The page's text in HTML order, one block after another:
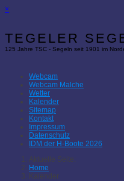
×
TEGELER
125 Jahre TSC - Segeln seit 1901 im
Webcam
Webcam Malche
Wetter
Kalender
Sitemap
Kontakt
Impressum
Datenschutz
IDM der H-Boote 2026
Aktuelle Seite:
Home
Kalender